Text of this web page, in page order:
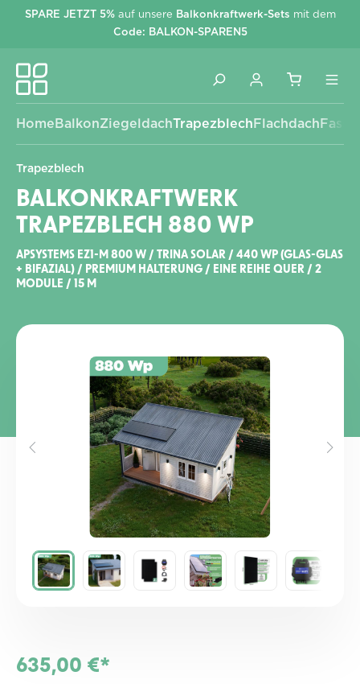
springen
SPARE JETZT 5%auf unsere Balkonkraftwerk-Sets mit dem
Code: BALKON-SPAREN5
Home BalkonZiegeldachTrapezblech Flachdach
Trapezblech
BALKONKRAFTWERK
TRAPEZBLECH 880 WP
APSYSTEMS EZ1-M 800 W / TRINA SOLAR / 440 WP (GLAS-GLAS
+ BIFAZIAL) / PREMIUM HALTERUNG / EINE REIHE QUER / 2
MODULE / 15 M
Bildergalerie überspringen
635,00 €*